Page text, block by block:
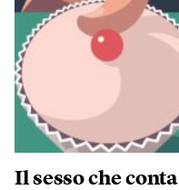
Il sesso che conta